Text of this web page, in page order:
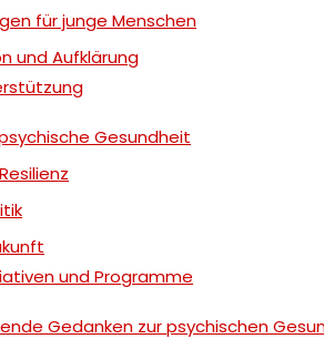
für junge Menschen
und Aufklärung
Gesundheit
und Programme
Gedanken zur psychischen